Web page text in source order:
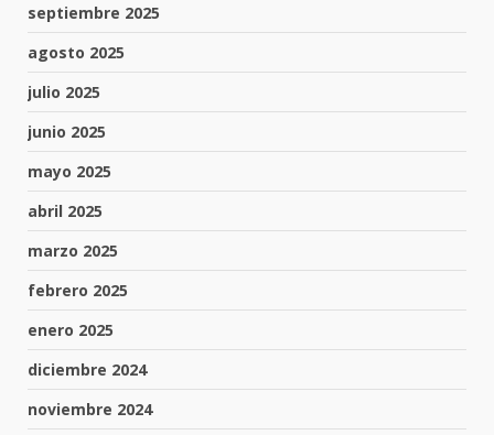
septiembre 2025
agosto 2025
julio 2025
junio 2025
mayo 2025
abril 2025
marzo 2025
febrero 2025
enero 2025
diciembre 2024
noviembre 2024